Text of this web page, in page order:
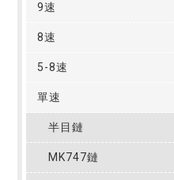
9速
8速
5-8速
單速
半目鏈
MK747鏈